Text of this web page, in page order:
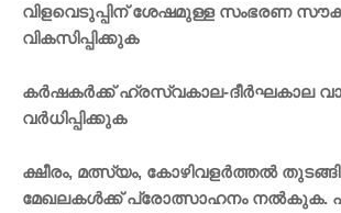
വിളവെടുപ്പിന് ശേഷമുള്ള സംഭരണ
വികസിപ്പിക്കുക
കർഷകർക്ക് ഹ്രസ്വകാല-ദീർഘകാല
വർധിപ്പിക്കുക
ക്ഷീരം, മത്സ്യം, കോഴിവളർത്തൽ
മേഖലകൾക്ക് പ്രോത്സാഹനം നൽകുക.